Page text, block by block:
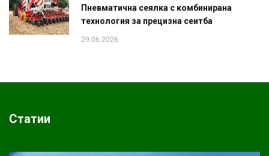
Пневматична сеялка с комбинирана
технология за прецизна сеитба
29.06.2026
Статии